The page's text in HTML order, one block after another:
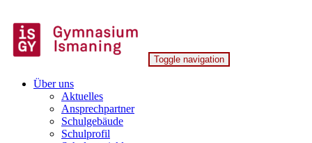
to
content
Gymnasium Ismaning
Toggle navigation
Über uns
Aktuelles
Ansprechpartner
Schulgebäude
Schulprofil